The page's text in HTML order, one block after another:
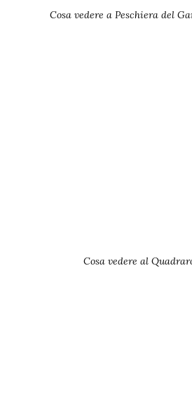
Cosa vedere a Peschiera del
Cosa vedere al